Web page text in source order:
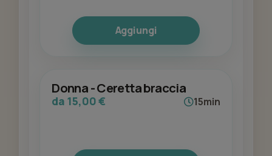
Aggiungi
Donna - Ceretta braccia
da 15,00 € 15min